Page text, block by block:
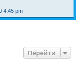
4:45 pm
Перейти